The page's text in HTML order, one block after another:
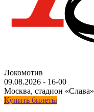
Локомотив
09.08.2026 - 16-00
Москва, стадион «Слава»
Купить билеты